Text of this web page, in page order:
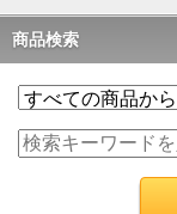
商品検索